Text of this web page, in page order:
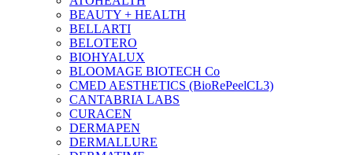
BEAUTY + HEALTH
BELLARTI
BELOTERO
BIOHYALUX
BLOOMAGE BIOTECH Co
CMED AESTHETICS (BioRePeelCL3)
CANTABRIA LABS
CURACEN
DERMAPEN
DERMALLURE